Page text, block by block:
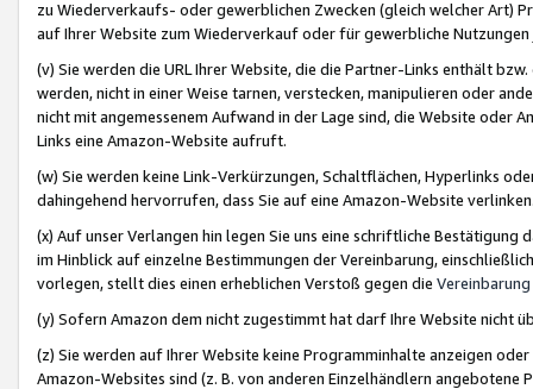
zu Wiederverkaufs- oder gewerblichen Zwecken (gleich welcher Art)
auf Ihrer Website zum Wiederverkauf oder für gewerbliche
(v) Sie werden die URL Ihrer Website, die die Partner-Links enthält
werden, nicht in einer Weise tarnen, verstecken, manipulieren oder
nicht mit angemessenem Aufwand in der Lage sind, die Website oder
Links eine Amazon-Website aufruft.
(w) Sie werden keine Link-Verkürzungen, Schaltflächen, Hyperlinks
dahingehend hervorrufen, dass Sie auf eine Amazon-Website
(x) Auf unser Verlangen hin legen Sie uns eine schriftliche
im Hinblick auf einzelne Bestimmungen der Vereinbarung,
vorlegen, stellt dies einen erheblichen Verstoß gegen die Vereinbarung
(y) Sofern Amazon dem nicht zugestimmt hat darf Ihre Website nicht
(z) Sie werden auf Ihrer Website keine Programminhalte anzeigen
Amazon-Websites sind (z. B. von anderen Einzelhändlern